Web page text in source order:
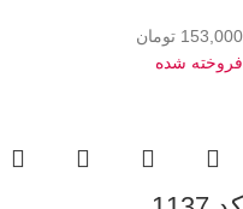
153,000 تومان
فروخته شده